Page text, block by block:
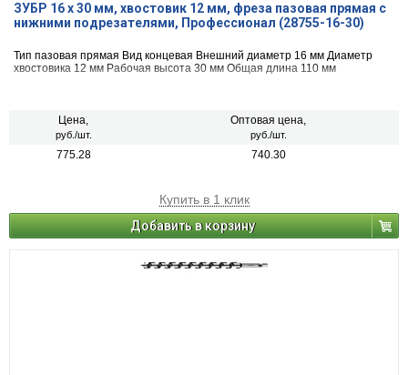
ЗУБР 16 x 30 мм, хвостовик 12 мм, фреза пазовая прямая с
нижними подрезателями, Профессионал (28755-16-30)
Тип пазовая прямая Вид концевая Внешний диаметр 16 мм Диаметр
хвостовика 12 мм Рабочая высота 30 мм Общая длина 110 мм
Цена,
руб./шт.
Оптовая цена,
руб./шт.
775.28 740.30
Купить в 1 клик
Добавить в корзину